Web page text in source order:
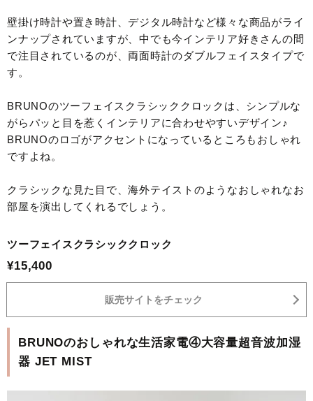
壁掛け時計や置き時計、デジタル時計など様々な商品がライ
ンナップされていますが、中でも今インテリア好きさんの間
で注目されているのが、両面時計のダブルフェイスタイプで
す。
BRUNOのツーフェイスクラシッククロックは、シンプルな
がらパッと目を惹くインテリアに合わせやすいデザイン♪
BRUNOのロゴがアクセントになっているところもおしゃれ
ですよね。
クラシックな見た目で、海外テイストのようなおしゃれなお
部屋を演出してくれるでしょう。
ツーフェイスクラシッククロック
¥15,400
販売サイトをチェック
BRUNOのおしゃれな生活家電④大容量超音波加湿
器 JET MIST